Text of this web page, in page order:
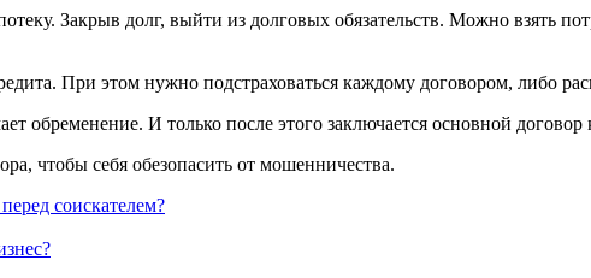
Закрыв долг, выйти из долговых обязательств. Можно взять
При этом нужно подстраховаться каждому договором, либо
обременение. И только после этого заключается основной
чтобы себя обезопасить от мошенничества.
соискателем?